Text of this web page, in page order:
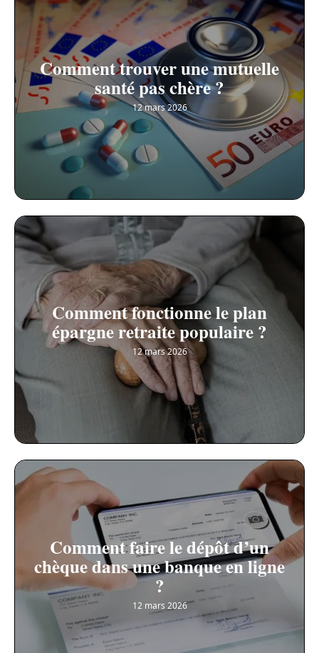
Comment trouver une mutuelle
santé pas chère ?
12 mars 2026
Comment fonctionne le plan
épargne retraite populaire ?
12 mars 2026
Comment faire le dépôt d’un
chèque dans une banque en ligne
?
12 mars 2026